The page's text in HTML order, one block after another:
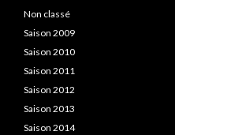
Non classé
Saison 2009
Saison 2010
Saison 2011
Saison 2012
Saison 2013
Saison 2014